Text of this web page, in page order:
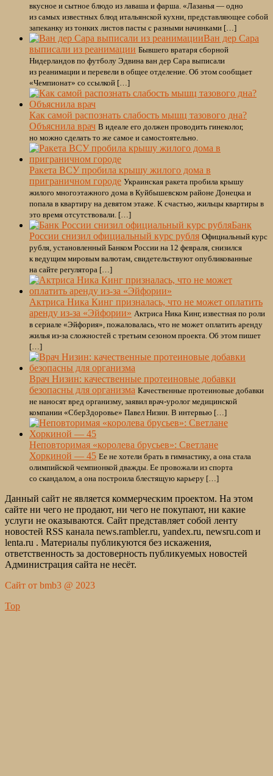
вкусное и сытное блюдо из лаваша и фарша. «Лазанья — одно
из самых известных блюд итальянской кухни, представляющее собой
запеканку из тонких листов пасты с разными начинками […]
Ван дер Сара
выписали из реанимации Бывшего вратаря сборной
Нидерландов по футболу Эдвина ван дер Сара выписали
из реанимации и перевели в общее отделение. Об этом сообщает
«Чемпионат» со ссылкой […]
Как самой распознать слабость мышц тазового дна?
Объяснила врач В идеале его должен проводить гинеколог,
но можно сделать то же самое и самостоятельно.
Ракета ВСУ пробила крышу жилого дома в
приграничном городе Украинская ракета пробила крышу
жилого многоэтажного дома в Куйбышевском районе Донецка и
попала в квартиру на девятом этаже. К счастью, жильцы квартиры в
это время отсутствовали. […]
Банк
России снизил официальный курс рубля Официальный курс
рубля, установленный Банком России на 12 февраля, снизился
к ведущим мировым валютам, свидетельствуют опубликованные
на сайте регулятора […]
Актриса Ника Кинг призналась, что не может оплатить
аренду из-за «Эйфории» Актриса Ника Кинг, известная по роли
в сериале «Эйфория», пожаловалась, что не может оплатить аренду
жилья из-за сложностей с третьим сезоном проекта. Об этом пишет
[…]
Врач Низин: качественные протеиновые добавки
безопасны для организма Качественные протеиновые добавки
не наносят вред организму, заявил врач-уролог медицинской
компании «СберЗдоровье» Павел Низин. В интервью […]
Неповторимая «королева брусьев»: Светлане
Хоркиной — 45 Ее не хотели брать в гимнастику, а она стала
олимпийской чемпионкой дважды. Ее провожали из спорта
со скандалом, а она построила блестящую карьеру […]
Данный сайт не является коммерческим проектом. На этом
сайте ни чего не продают, ни чего не покупают, ни какие
услуги не оказываются. Сайт представляет собой ленту
новостей RSS канала news.rambler.ru, yandex.ru, newsru.com и
lenta.ru . Материалы публикуются без искажения,
ответственность за достоверность публикуемых новостей
Администрация сайта не несёт.
Сайт от bmb3 @ 2023
Top